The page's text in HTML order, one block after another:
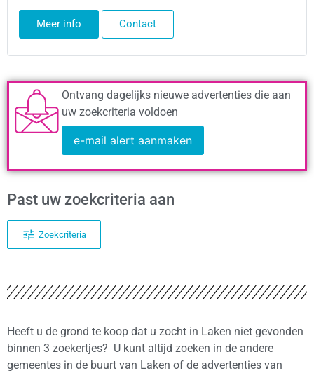
Meer info Contact
Ontvang dagelijks nieuwe advertenties die aan
uw zoekcriteria voldoen
e-mail alert aanmaken
Past uw zoekcriteria aan
Zoekcriteria
Heeft u de grond te koop dat u zocht in Laken niet gevonden
binnen 3 zoekertjes? U kunt altijd zoeken in de andere
gemeentes in de buurt van Laken of de advertenties van